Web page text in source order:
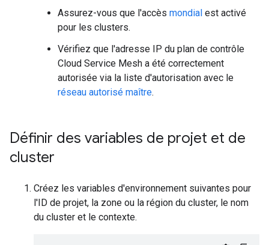
Assurez-vous que l'accès mondial est activé
pour les clusters.
Vérifiez que l'adresse IP du plan de contrôle
Cloud Service Mesh a été correctement
autorisée via la liste d'autorisation avec le
réseau autorisé maître.
Définir des variables de projet et de
cluster
Créez les variables d'environnement suivantes pour
l'ID de projet, la zone ou la région du cluster, le nom
du cluster et le contexte.